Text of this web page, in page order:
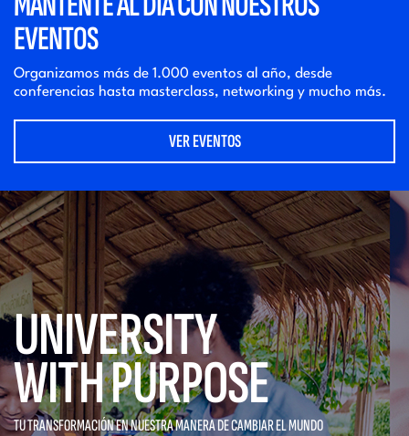
EVENTOS
Organizamos más de 1.000 eventos al año, desde
conferencias hasta masterclass, networking y mucho más.
VER EVENTOS
UNIVERSITY
WITH PURPOSE
TU TRANSFORMACIÓN EN NUESTRAMANERA DE CAMBIAR EL MUNDO